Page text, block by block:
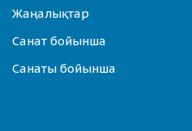
Жаңалықтар
Санат бойынша
Санаты бойынша